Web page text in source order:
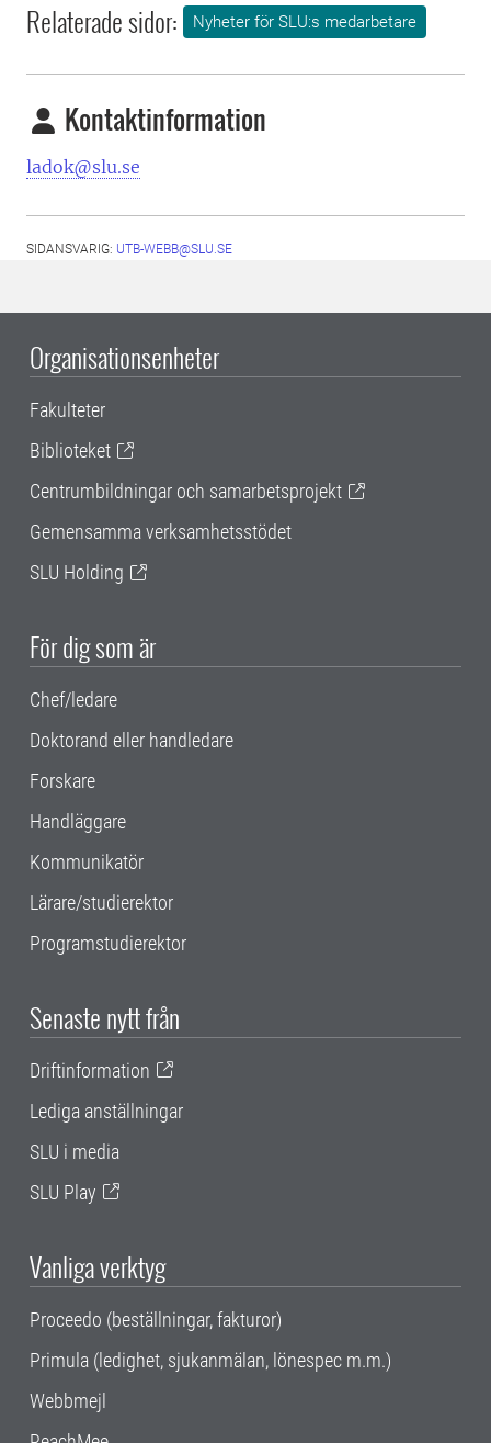
Relaterade sidor: Nyheter för SLU:s medarbetare
Kontaktinformation
ladok@slu.se
SIDANSVARIG: UTB-WEBB@SLU.SE
Organisationsenheter
Fakulteter
Biblioteket
Centrumbildningar och samarbetsprojekt
Gemensamma verksamhetsstödet
SLU Holding
För dig som är
Chef/ledare
Doktorand eller handledare
Forskare
Handläggare
Kommunikatör
Lärare/studierektor
Programstudierektor
Senaste nytt från
Driftinformation
Lediga anställningar
SLU i media
SLU Play
Vanliga verktyg
Proceedo (beställningar, fakturor)
Primula (ledighet, sjukanmälan, lönespec m.m.)
Webbmejl